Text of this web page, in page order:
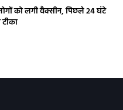
को लगी वैक्सीन, पिछले 24 घंटे